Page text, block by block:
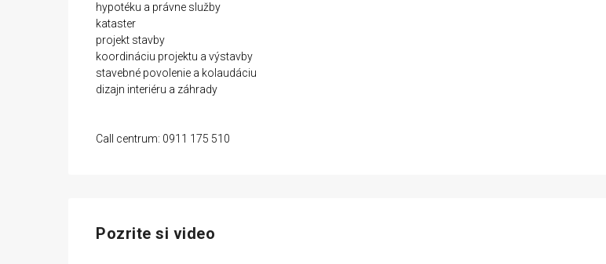
hypotéku a právne služby
kataster
projekt stavby
koordináciu projektu a výstavby
stavebné povolenie a kolaudáciu
dizajn interiéru a záhrady
Call centrum: 0911 175 510
Pozrite si video